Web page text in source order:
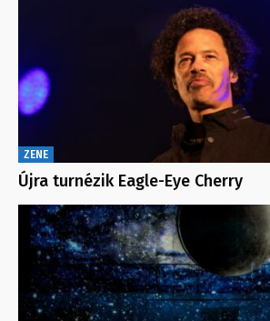
ZENE
Újra turnézik Eagle-Eye Cherry